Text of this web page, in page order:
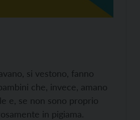
si vestono, fanno
che, invece, amano
e, se non sono proprio
in pigiama.